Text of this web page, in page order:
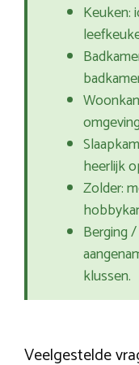
Keuken:
heerlijk
Zolder:
Berging
klussen.
Veelgestelde